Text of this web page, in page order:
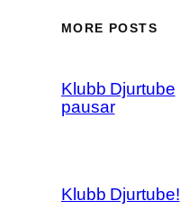
MORE POSTS
Klubb Djurtube
pausar
Klubb Djurtube!